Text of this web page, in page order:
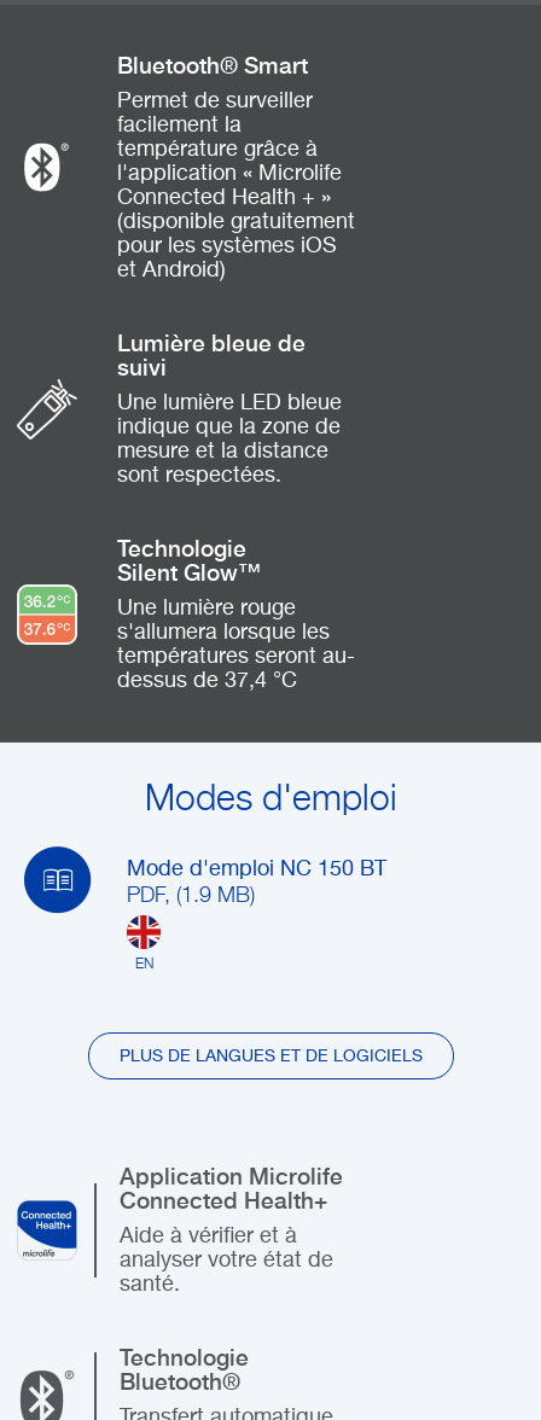
Bluetooth® Smart
Permet de surveiller
facilement la
température grâce à
l'application « Microlife
Connected Health + »
(disponible gratuitement
pour les systèmes iOS
et Android)
Lumière bleue de
suivi
Une lumière LED bleue
indique que la zone de
mesure et la distance
sont respectées.
Technologie
Silent Glow™
Une lumière rouge
s'allumera lorsque les
températures seront au-
dessus de 37,4 °C
Modes d'emploi
Mode d'emploi NC 150 BT
PDF, (1.9 MB)
EN
PLUS DE LANGUES ET DE LOGICIELS
Application Microlife
Connected Health+
Aide à vérifier et à
analyser votre état de
santé.
Technologie
Bluetooth®